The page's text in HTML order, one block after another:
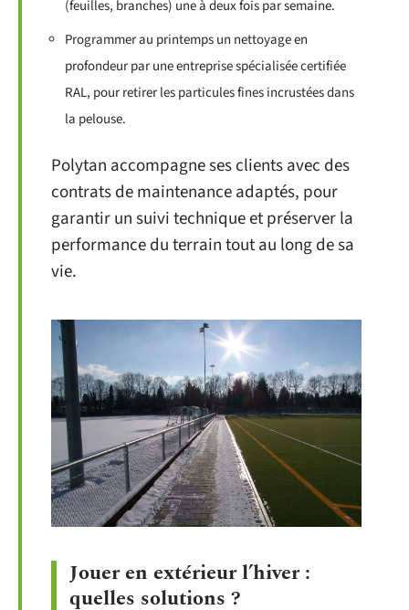
(feuilles, branches) une à deux fois par semaine.
Programmer au printemps un nettoyage en
profondeur par une entreprise spécialisée certifiée
RAL, pour retirer les particules fines incrustées dans
la pelouse.
Polytan accompagne ses clients avec des
contrats de maintenance adaptés, pour
garantir un suivi technique et préserver la
performance du terrain tout au long de sa
vie.
Jouer en extérieur l’hiver :
quelles solutions ?